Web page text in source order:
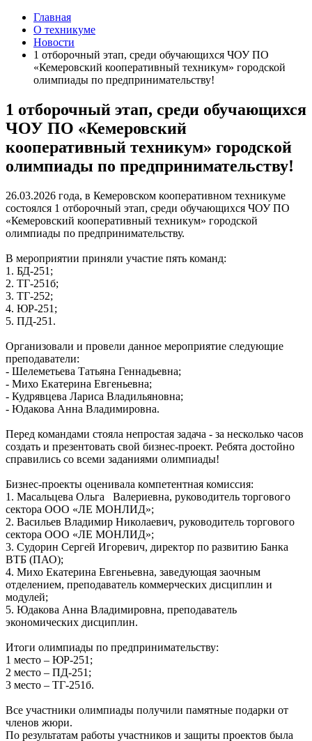
Главная
О техникуме
Новости
1 отборочный этап, среди обучающихся ЧОУ ПО
«Кемеровский кооперативный техникум» городской
олимпиады по предпринимательству!
1 отборочный этап, среди обучающихся
ЧОУ ПО «Кемеровский
кооперативный техникум» городской
олимпиады по предпринимательству!
26.03.2026 года, в Кемеровском кооперативном техникуме
состоялся 1 отборочный этап, среди обучающихся ЧОУ ПО
«Кемеровский кооперативный техникум» городской
олимпиады по предпринимательству.
В мероприятии приняли участие пять команд:
1. БД-251;
2. ТГ-251б;
3. ТГ-252;
4. ЮР-251;
5. ПД-251.
Организовали и провели данное мероприятие следующие
преподаватели:
- Шелеметьева Татьяна Геннадьевна;
- Михо Екатерина Евгеньевна;
- Кудрявцева Лариса Владильяновна;
- Юдакова Анна Владимировна.
Перед командами стояла непростая задача - за несколько часов
создать и презентовать свой бизнес-проект. Ребята достойно
справились со всеми заданиями олимпиады!
Бизнес-проекты оценивала компетентная комиссия:
1. Масальцева Ольга Валериевна, руководитель торгового
сектора ООО «ЛЕ МОНЛИД»;
2. Васильев Владимир Николаевич, руководитель торгового
сектора ООО «ЛЕ МОНЛИД»;
3. Судорин Сергей Игоревич, директор по развитию Банка
ВТБ (ПАО);
4. Михо Екатерина Евгеньевна, заведующая заочным
отделением, преподаватель коммерческих дисциплин и
модулей;
5. Юдакова Анна Владимировна, преподаватель
экономических дисциплин.
Итоги олимпиады по предпринимательству:
1 место – ЮР-251;
2 место – ПД-251;
3 место – ТГ-251б.
Все участники олимпиады получили памятные подарки от
членов жюри.
По результатам работы участников и защиты проектов была